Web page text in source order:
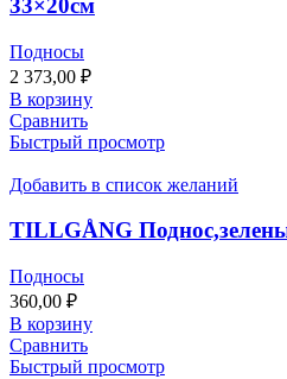
33×20см
Подносы
2 373,00 ₽
В корзину
Сравнить
Быстрый просмотр
Добавить в список желаний
TILLGÅNG
Подносы
360,00 ₽
В корзину
Сравнить
Быстрый просмотр